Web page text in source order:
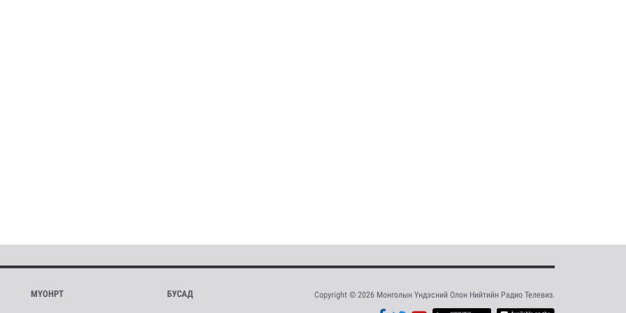
МҮОНРТ БУСАД Copyright © 2026 Монголын Үндэсний Олон Нийтийн Радио Телевиз.